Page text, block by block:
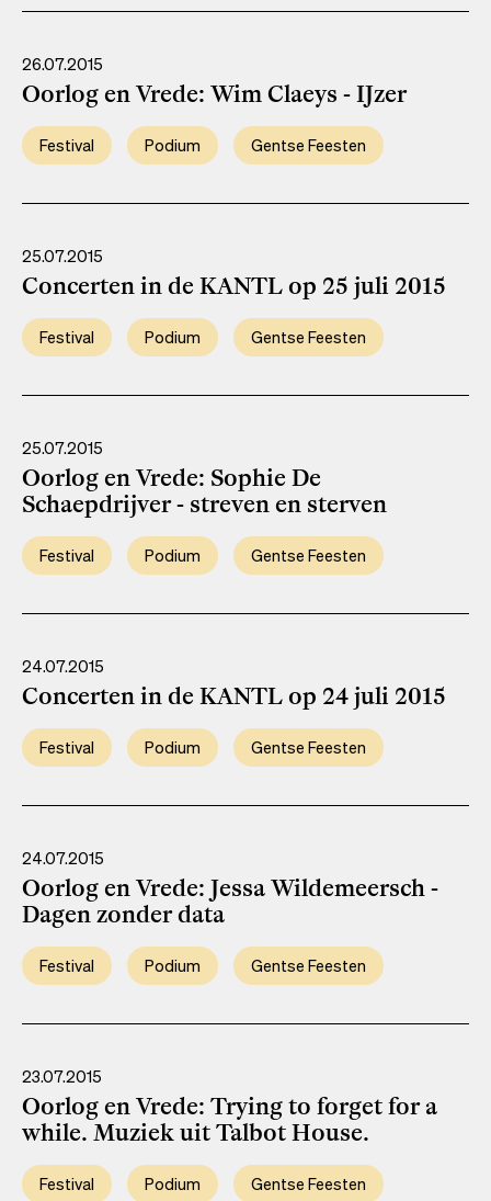
26.07.2015
Oorlog en Vrede: Wim Claeys - IJzer
Festival Podium Gentse Feesten
25.07.2015
Concerten in de KANTL op 25 juli 2015
Festival Podium Gentse Feesten
25.07.2015
Oorlog en Vrede: Sophie De
Schaepdrijver - streven en sterven
Festival Podium Gentse Feesten
24.07.2015
Concerten in de KANTL op 24 juli 2015
Festival Podium Gentse Feesten
24.07.2015
Oorlog en Vrede: Jessa Wildemeersch -
Dagen zonder data
Festival Podium Gentse Feesten
23.07.2015
Oorlog en Vrede: Trying to forget for a
while. Muziek uit Talbot House.
Festival Podium Gentse Feesten